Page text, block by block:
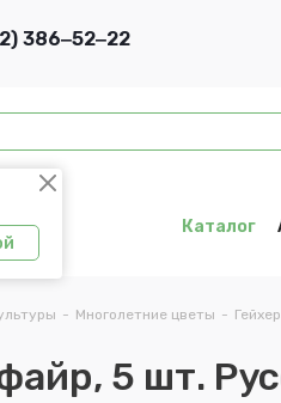
386‒52‒22
Каталог
- Многолетние цветы -
5 шт.